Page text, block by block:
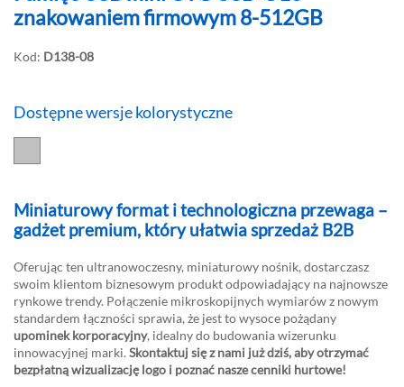
znakowaniem firmowym 8-512GB
Kod: D138-08
Dostępne wersje kolorystyczne
Miniaturowy format i technologiczna przewaga –
gadżet premium, który ułatwia sprzedaż B2B
Oferując ten ultranowoczesny, miniaturowy nośnik, dostarczasz
swoim klientom biznesowym produkt odpowiadający na najnowsze
rynkowe trendy. Połączenie mikroskopijnych wymiarów z nowym
standardem łączności sprawia, że jest to wysoce pożądany
upominek korporacyjny, idealny do budowania wizerunku
innowacyjnej marki. Skontaktuj się z nami już dziś, aby otrzymać
bezpłatną wizualizację logo i poznać nasze cenniki hurtowe!